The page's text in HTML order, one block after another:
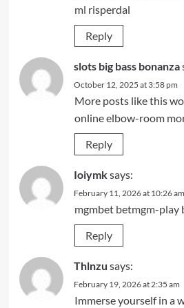
ml risperdal
Reply
slots big bass bonanza
October 12, 2025 at 3:58 pm
More posts like this
online elbow-room
Reply
Ioiymksays:
February 11, 2026 at 10:26 am
mgmbet betmgm-play
Reply
Thlnzu says:
February 19, 2026 at 2:35 am
Immerse yourself in a